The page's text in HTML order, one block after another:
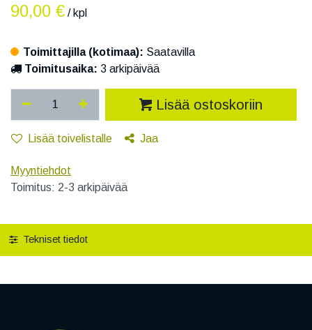
90,00 € / kpl
Toimittajilla (kotimaa): Saatavilla
Toimitusaika: 3 arkipäivää
Lisää ostoskoriin
Lisää toivelistalle Jaa
Myyntiehdot
Toimitus: 2-3 arkipäivää
Tekniset tiedot